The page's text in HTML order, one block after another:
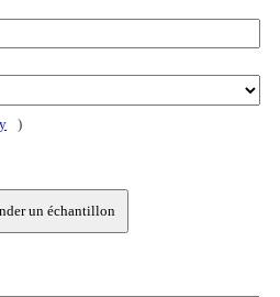
)
un échantillon